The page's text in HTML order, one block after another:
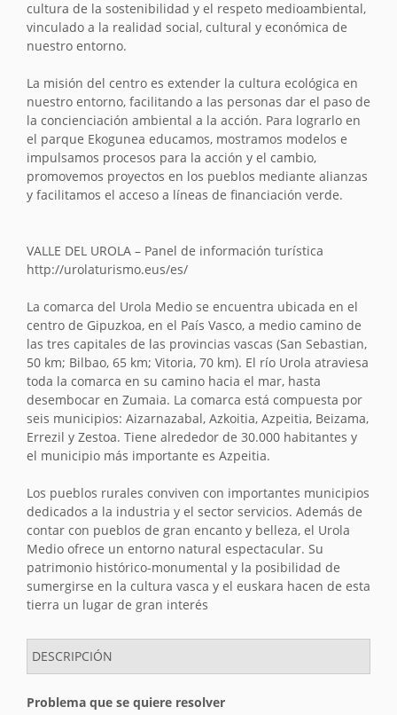
cultura de la sostenibilidad y el respeto medioambiental,
vinculado a la realidad social, cultural y económica de
nuestro entorno.
La misión del centro es extender la cultura ecológica en
nuestro entorno, facilitando a las personas dar el paso de
la concienciación ambiental a la acción. Para lograrlo en
el parque Ekogunea educamos, mostramos modelos e
impulsamos procesos para la acción y el cambio,
promovemos proyectos en los pueblos mediante alianzas
y facilitamos el acceso a líneas de ﬁnanciación verde.
VALLE DEL UROLA – Panel de información turística
http://urolaturismo.eus/es/
La comarca del Urola Medio se encuentra ubicada en el
centro de Gipuzkoa, en el País Vasco, a medio camino de
las tres capitales de las provincias vascas (San Sebastian,
50 km; Bilbao, 65 km; Vitoria, 70 km). El río Urola atraviesa
toda la comarca en su camino hacia el mar, hasta
desembocar en Zumaia. La comarca está compuesta por
seis municipios: Aizarnazabal, Azkoitia, Azpeitia, Beizama,
Errezil y Zestoa. Tiene alrededor de 30.000 habitantes y
el municipio más importante es Azpeitia.
Los pueblos rurales conviven con importantes municipios
dedicados a la industria y el sector servicios. Además de
contar con pueblos de gran encanto y belleza, el Urola
Medio ofrece un entorno natural espectacular. Su
patrimonio histórico-monumental y la posibilidad de
sumergirse en la cultura vasca y el euskara hacen de esta
tierra un lugar de gran interés
DESCRIPCIÓN
Problema que se quiere resolver